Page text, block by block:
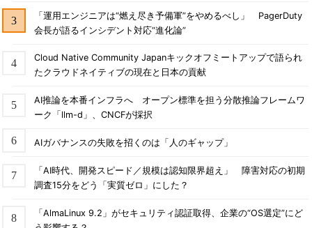
「運用エンジニアは“燃え尽き予備軍”をやめるべし」 PagerDuty
会長が語るインシデント対応“進化論”
Cloud Native Community Japanキックオフミートアップで語られ
たクラウドネイティブの現在と日本の貢献
AI推論を本番インフラへ オープン標準を担う分散推論フレームワ
ーク「llm-d」、CNCFが採択
AIガバナンスの失敗を招くのは「人のギャップ」
「AI時代、開発スピード／規模は認知限界超え」 障害対応の初期
調査15分をどう「実質ゼロ」にした？
「AlmaLinux 9.2」がセキュリティ認証取得、企業の“OS選定”にど